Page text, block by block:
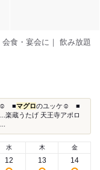
会食・宴会に｜ 飲み放題
☺︎ ■マグロのユッケ☺︎ ■
蔵うたげ 天王寺アポロ
水
12
木
13
金
14